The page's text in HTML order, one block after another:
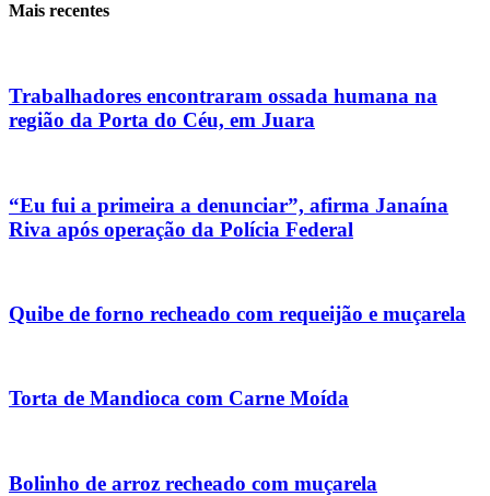
Mais recentes
Trabalhadores encontraram ossada humana na
região da Porta do Céu, em Juara
“Eu fui a primeira a denunciar”, afirma Janaína
Riva após operação da Polícia Federal
Quibe de forno recheado com requeijão e muçarela
Torta de Mandioca com Carne Moída
Bolinho de arroz recheado com muçarela